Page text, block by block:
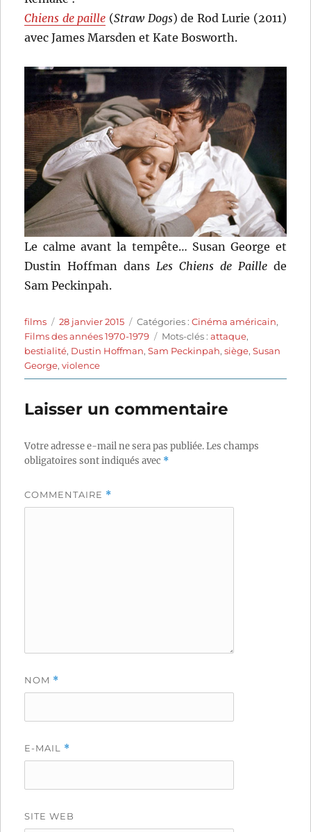
Chiens de paille (Straw Dogs) de Rod Lurie (2011)
avec James Marsden et Kate Bosworth.
Le calme avant la tempête… Susan George et
Dustin Hoffman dans Les Chiens de Paillede
Sam Peckinpah.
Auteur
films
Publié
le
28 janvier 2015 Catégories
Catégories :Cinéma américain,
Films des années 1970-1979
Étiquettes
Mots-clés :attaque,
bestialité, Dustin Hoffman,Sam Peckinpah,siège,Susan
George,violence
Laisser un commentaire
Votre adresse e-mail ne sera pas publiée.Les champs
obligatoires sont indiqués avec *
COMMENTAIRE *
NOM *
E-MAIL *
SITE WEB